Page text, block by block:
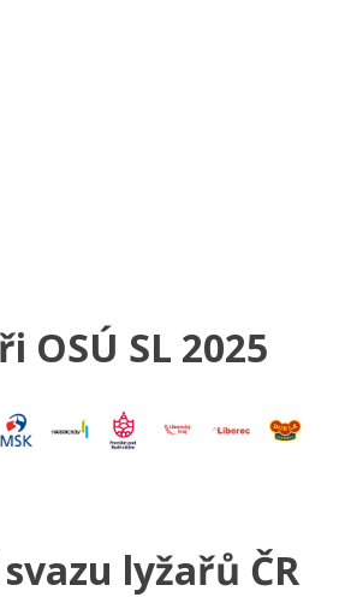
OSÚ SL 2025
lyžařů ČR